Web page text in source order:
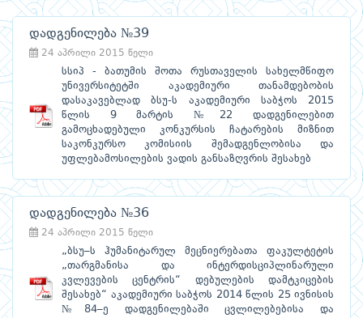
დადგენილება №39
24 აპრილი 2015 წელი
სსიპ - ბათუმის შოთა რუსთაველის სახელმწიფო
უნივერსიტეტში აკადემიური თანამდებობის
დასაკავებლად ბსუ-ს აკადემიური საბჭოს 2015
წლის 9 მარტის №22 დადგენილებით
გამოცხადებული კონკურსის ჩატარების მიზნით
საკონკურსო კომისიის შემადგენლობისა და
უფლებამოსილების ვადის განსაზღვრის შესახებ
დადგენილება №36
24 აპრილი 2015 წელი
„ბსუ–ს ჰუმანიტარულ მეცნიერებათა ფაკულტეტის
„თარგმანისა და ინტერდისციპლინარული
კვლევების ცენტრის“ დებულების დამტკიცების
შესახებ“ აკადემიური საბჭოს 2014 წლის 25 ივნისის
№84–ე დადგენილებაში ცვლილებებისა და